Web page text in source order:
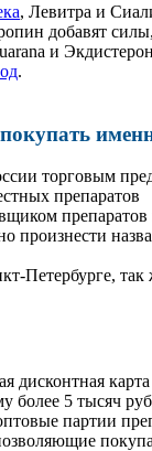
, Левитра и
добавят
и
.
торговым
препаратов
Петербурге,
дисконтная
более 5 тысяч
партии